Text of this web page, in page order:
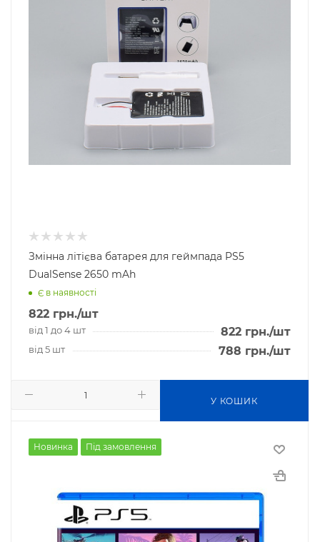
Змінна літієва батарея для геймпада PS5
DualSense 2650 mAh
Є в наявності
822 грн./шт
від 1 до 4 шт 822 грн./шт
від 5 шт 788 грн./шт
У КОШИК
Новинка Під замовлення